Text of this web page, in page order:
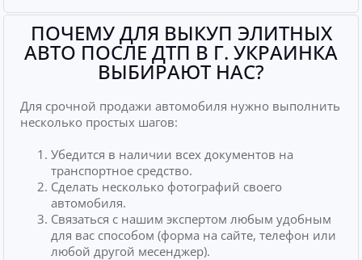
ПОЧЕМУ ДЛЯ ВЫКУП ЭЛИТНЫХ
АВТО ПОСЛЕ ДТП В Г. УКРАИНКА
ВЫБИРАЮТ НАС?
Для срочной продажи автомобиля нужно выполнить
несколько простых шагов:
Убедится в наличии всех документов на
транспортное средство.
Сделать несколько фотографий своего
автомобиля.
Связаться с нашим экспертом любым удобным
для вас способом (форма на сайте, телефон или
любой другой месенджер).